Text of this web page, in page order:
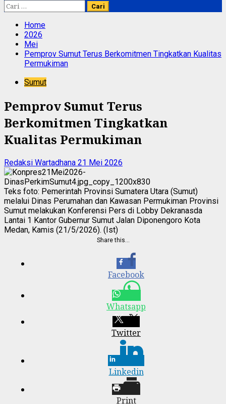
Cari
untuk:
Home
2026
Mei
Pemprov Sumut Terus Berkomitmen Tingkatkan Kualitas
Permukiman
Sumut
Pemprov Sumut Terus
Berkomitmen Tingkatkan
Kualitas Permukiman
Redaksi Wartadhana 21 Mei 2026
Teks foto: Pemerintah Provinsi Sumatera Utara (Sumut)
melalui Dinas Perumahan dan Kawasan Permukiman Provinsi
Sumut melakukan Konferensi Pers di Lobby Dekranasda
Lantai 1 Kantor Gubernur Sumut Jalan Diponengoro Kota
Medan, Kamis (21/5/2026). (Ist)
Share this…
Facebook
Whatsapp
Twitter
Linkedin
Print